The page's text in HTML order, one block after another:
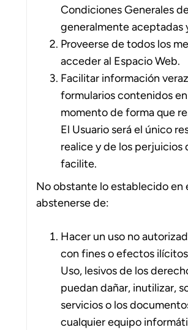
Condiciones Generales
generalmente aceptadas
Proveerse de todos los
acceder al Espacio Web.
Facilitar información
formularios contenidos
momento de forma que
El Usuario será el único
realice y de los perjuicios
facilite.
No obstante lo establecido en
abstenerse de:
Hacer un uso no
con fines o efectos
Uso, lesivos de los
puedan dañar, inutilizar,
servicios o los
cualquier equipo